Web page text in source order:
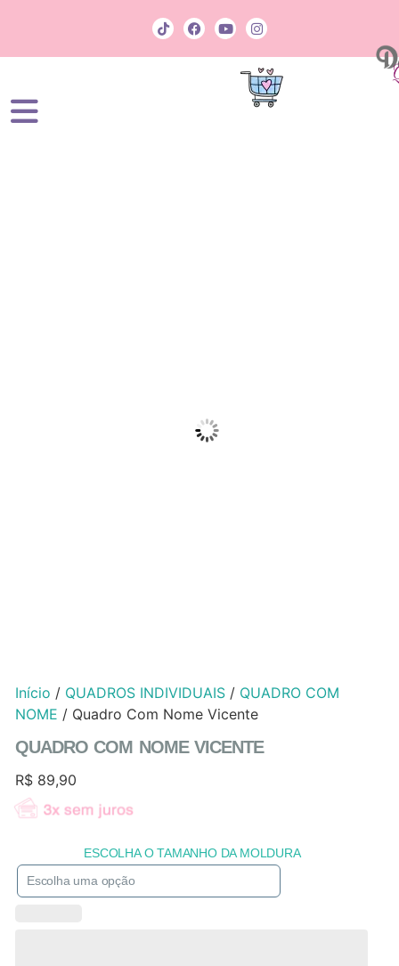
Início / QUADROS INDIVIDUAIS / QUADRO COM
NOME / Quadro Com Nome Vicente
QUADRO COM NOME VICENTE
R$ 89,90
ESCOLHA O TAMANHO DA MOLDURA